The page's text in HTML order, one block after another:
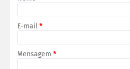
E-mail *
Mensagem *